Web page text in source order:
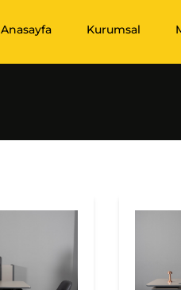
Anasayfa Kurumsal